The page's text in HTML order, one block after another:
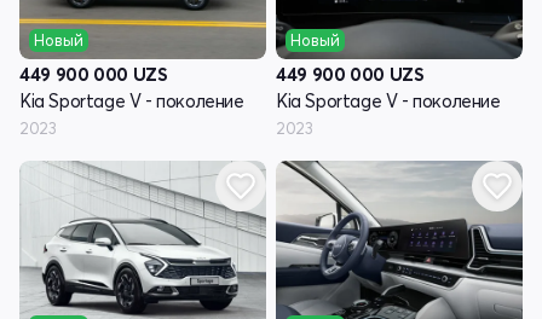
Новый
449 900 000 UZS
Kia Sportage V - поколение
2023
Новый
449 900 000 UZS
Kia Sportage V - поколение
2023